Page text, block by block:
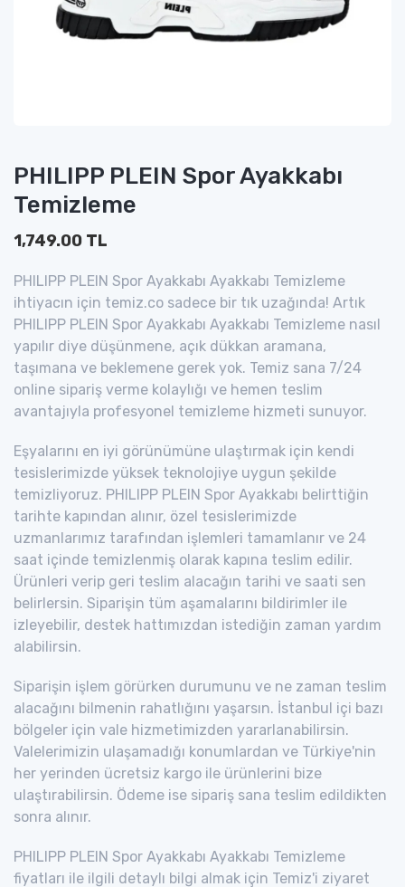
PHILIPP PLEIN Spor Ayakkabı
Temizleme
1,749.00 TL
PHILIPP PLEIN Spor Ayakkabı Ayakkabı Temizleme
ihtiyacın için temiz.co sadece bir tık uzağında! Artık
PHILIPP PLEIN Spor Ayakkabı Ayakkabı Temizleme nasıl
yapılır diye düşünmene, açık dükkan aramana,
taşımana ve beklemene gerek yok. Temiz sana 7/24
online sipariş verme kolaylığı ve hemen teslim
avantajıyla profesyonel temizleme hizmeti sunuyor.
Eşyalarını en iyi görünümüne ulaştırmak için kendi
tesislerimizde yüksek teknolojiye uygun şekilde
temizliyoruz. PHILIPP PLEIN Spor Ayakkabı belirttiğin
tarihte kapından alınır, özel tesislerimizde
uzmanlarımız tarafından işlemleri tamamlanır ve 24
saat içinde temizlenmiş olarak kapına teslim edilir.
Ürünleri verip geri teslim alacağın tarihi ve saati sen
belirlersin. Siparişin tüm aşamalarını bildirimler ile
izleyebilir, destek hattımızdan istediğin zaman yardım
alabilirsin.
Siparişin işlem görürken durumunu ve ne zaman teslim
alacağını bilmenin rahatlığını yaşarsın. İstanbul içi bazı
bölgeler için vale hizmetimizden yararlanabilirsin.
Valelerimizin ulaşamadığı konumlardan ve Türkiye'nin
her yerinden ücretsiz kargo ile ürünlerini bize
ulaştırabilirsin. Ödeme ise sipariş sana teslim edildikten
sonra alınır.
PHILIPP PLEIN Spor Ayakkabı Ayakkabı Temizleme
fiyatları ile ilgili detaylı bilgi almak için Temiz'i ziyaret